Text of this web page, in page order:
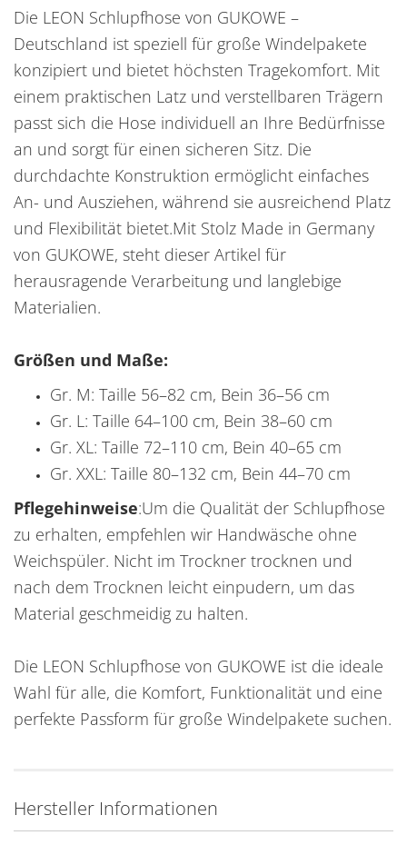
Die LEON Schlupfhose von GUKOWE –
Deutschland ist speziell für große Windelpakete
konzipiert und bietet höchsten Tragekomfort. Mit
einem praktischen Latz und verstellbaren Trägern
passt sich die Hose individuell an Ihre Bedürfnisse
an und sorgt für einen sicheren Sitz. Die
durchdachte Konstruktion ermöglicht einfaches
An- und Ausziehen, während sie ausreichend Platz
und Flexibilität bietet.Mit Stolz Made in Germany
von GUKOWE, steht dieser Artikel für
herausragende Verarbeitung und langlebige
Materialien.
Größen und Maße:
Gr. M: Taille 56–82 cm, Bein 36–56 cm
Gr. L: Taille 64–100 cm, Bein 38–60 cm
Gr. XL: Taille 72–110 cm, Bein 40–65 cm
Gr. XXL: Taille 80–132 cm, Bein 44–70 cm
Pflegehinweise:Um die Qualität der Schlupfhose
zu erhalten, empfehlen wir Handwäsche ohne
Weichspüler. Nicht im Trockner trocknen und
nach dem Trocknen leicht einpudern, um das
Material geschmeidig zu halten.
Die LEON Schlupfhose von GUKOWE ist die ideale
Wahl für alle, die Komfort, Funktionalität und eine
perfekte Passform für große Windelpakete suchen.
Hersteller Informationen